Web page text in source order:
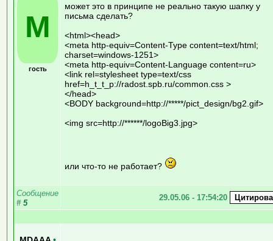
M
гость
может это в принципе не реально такую шапку у
письма сделать?
<html><head>
<meta http-equiv=Content-Type content=text/html;
charset=windows-1251>
<meta http-equiv=Content-Language content=ru>
<link rel=stylesheet type=text/css
href=h_t_t_p://radost.spb.ru/common.css >
</head>
<BODY background=http://*****/pict_design/bg2.gif>
<img src=http://******/logoBig3.jpg>
или что-то не работает?
Сообщение
# 5
29.05.06 - 17:54:20